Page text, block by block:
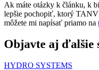
Ak máte otázky k článku, k
lepšie pochopiť, ktorý
môžete mi napísať priamo na
Objavte aj ďalšie
HYDRO SYSTEMS